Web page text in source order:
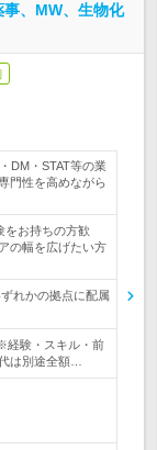
事、MW、生物化
DM・STAT等の業
門性を高めながら
をお持ちの方歓
の幅を広げたい方
れかの拠点に配属
経験・スキル・前
は別途全額…